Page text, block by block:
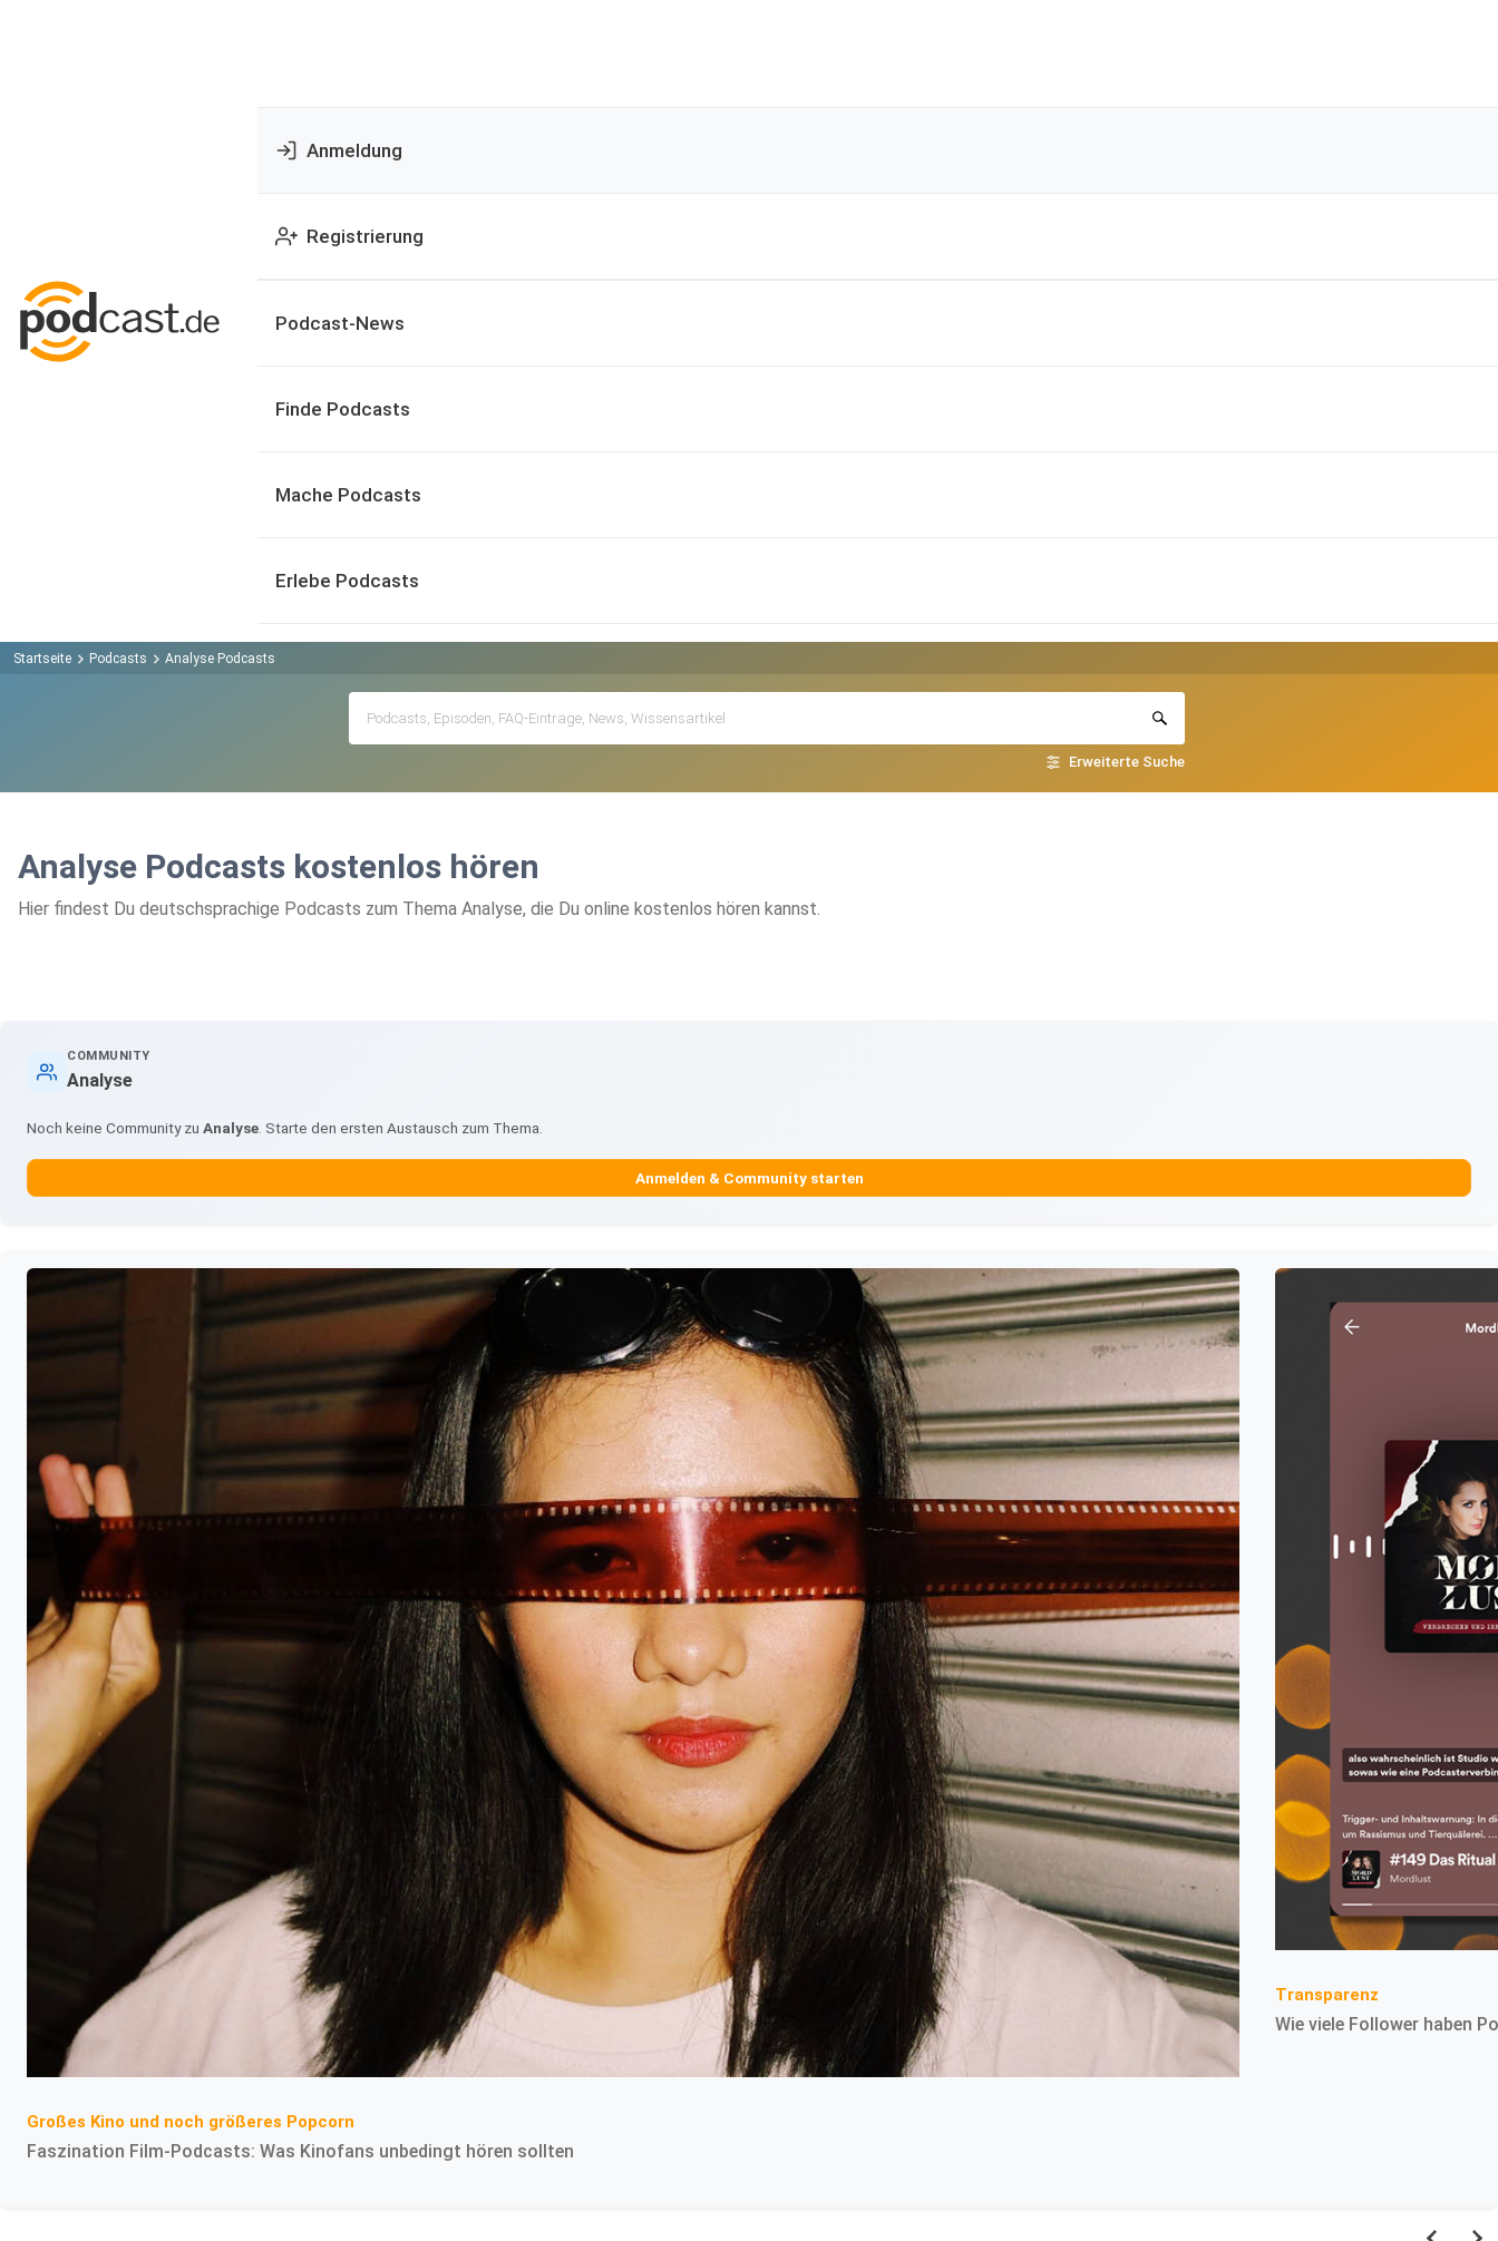
Anmeldung
Registrierung
Podcast-News
Finde Podcasts
Mache Podcasts
Erlebe Podcasts
Startseite Podcasts Analyse Podcasts
Erweiterte Suche
Analyse Podcasts kostenlos hören
Hier findest Du deutschsprachige Podcasts zum Thema Analyse, die Du online kostenlos hören kannst.
COMMUNITY
Analyse
Noch keine Community zu Analyse . Starte den ersten Austausch zum Thema.
Anmelden & Community starten
Großes Kino und noch größeres Popcorn
Faszination Film-Podcasts: Was Kinofans unbedingt hören sollten
Transparenz
Wie viele Follower haben